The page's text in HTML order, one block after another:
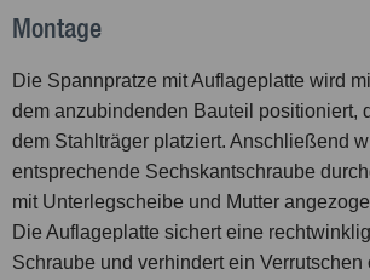
Montage
Die Spannpratze mit Auflageplatte wird
dem anzubindenden Bauteil positioniert,
dem Stahlträger platziert. Anschließend
entsprechende Sechskantschraube
mit Unterlegscheibe und Mutter
Die Auflageplatte sichert eine
Schraube und verhindert ein Verrutschen